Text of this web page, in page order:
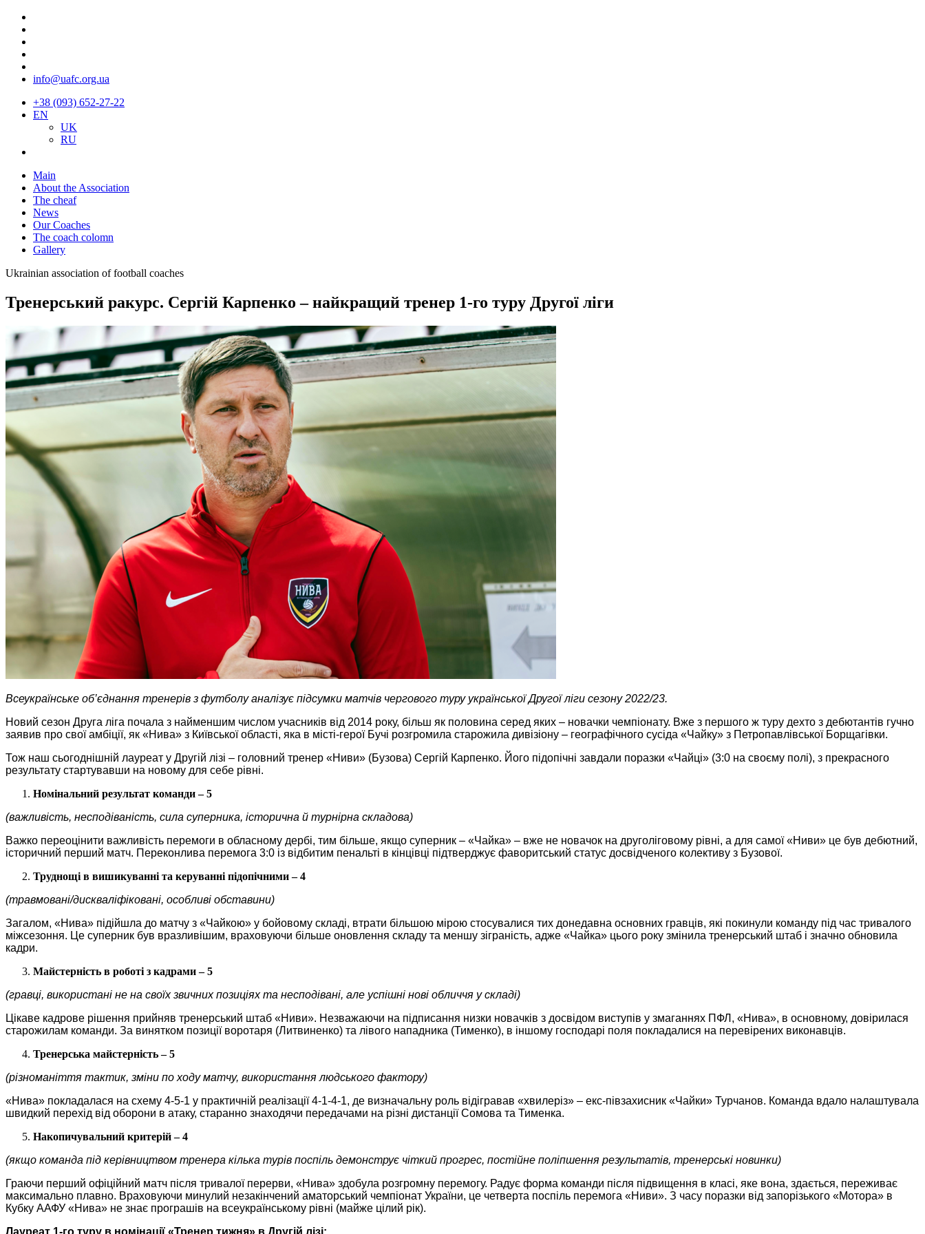
info@uafc.org.ua
+38 (093) 652-27-22
EN
UK
RU
Main
About the Association
The cheaf
News
Our Coaches
The coach colomn
Gallery
Ukrainian association of football coaches
Тренерський ракурс. Сергій Карпенко – найкращий тренер 1-го туру Другої ліги
Всеукраїнське об’єднання тренерів з футболу аналізує підсумки матчів чергового туру української Другої ліги сезону 2022/23.
Новий сезон Друга ліга почала з найменшим числом учасників від 2014 року, більш як половина серед яких – новачки чемпіонату. Вже з першого ж туру дехто з дебютантів гучно
заявив про свої амбіції, як «Нива» з Київської області, яка в місті-герої Бучі розгромила старожила дивізіону – географічного сусіда «Чайку» з Петропавлівської Борщагівки.
Тож наш сьогоднішній лауреат у Другій лізі – головний тренер «Ниви» (Бузова) Сергій Карпенко. Його підопічні завдали поразки «Чайці» (3:0 на своєму полі), з прекрасного
результату стартувавши на новому для себе рівні.
Номінальний результат команди – 5
(важливість, несподіваність, сила суперника, історична й турнірна складова)
Важко переоцінити важливість перемоги в обласному дербі, тим більше, якщо суперник – «Чайка» ‒ вже не новачок на друголіговому рівні, а для самої «Ниви» це був дебютний,
історичний перший матч. Переконлива перемога 3:0 із відбитим пенальті в кінцівці підтверджує фаворитський статус досвідченого колективу з Бузової.
Труднощі в вишикуванні та керуванні підопічними – 4
(травмовані/дискваліфіковані, особливі обставини)
Загалом, «Нива» підійшла до матчу з «Чайкою» у бойовому складі, втрати більшою мірою стосувалися тих донедавна основних гравців, які покинули команду під час тривалого
міжсезоння. Це суперник був вразливішим, враховуючи більше оновлення складу та меншу зіграність, адже «Чайка» цього року змінила тренерський штаб і значно обновила
кадри.
Майстерність в роботі з кадрами – 5
(гравці, використані не на своїх звичних позиціях та несподівані, але успішні нові обличчя у складі)
Цікаве кадрове рішення прийняв тренерський штаб «Ниви». Незважаючи на підписання низки новачків з досвідом виступів у змаганнях ПФЛ, «Нива», в основному, довірилася
старожилам команди. За винятком позиції воротаря (Литвиненко) та лівого нападника (Тименко), в іншому господарі поля покладалися на перевірених виконавців.
Тренерська майстерність – 5
(різноманіття тактик, зміни по ходу матчу, використання людського фактору)
«Нива» покладалася на схему 4-5-1 у практичній реалізації 4-1-4-1, де визначальну роль відігравав «хвилеріз» ‒ екс-півзахисник «Чайки» Турчанов. Команда вдало налаштувала
швидкий перехід від оборони в атаку, старанно знаходячи передачами на різні дистанції Сомова та Тименка.
Накопичувальний критерій – 4
(якщо команда під керівництвом тренера кілька турів поспіль демонструє чіткий прогрес, постійне поліпшення результатів, тренерські новинки)
Граючи перший офіційний матч після тривалої перерви, «Нива» здобула розгромну перемогу. Радує форма команди після підвищення в класі, яке вона, здається, переживає
максимально плавно. Враховуючи минулий незакінчений аматорський чемпіонат України, це четверта поспіль перемога «Ниви». З часу поразки від запорізького «Мотора» в
Кубку ААФУ «Нива» не знає програшів на всеукраїнському рівні (майже цілий рік).
Лауреат 1-го туру в номінації «Тренер тижня» в Другій лізі: